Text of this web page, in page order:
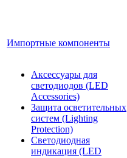
Импортные компоненты
Аксессуары для
светодиодов (LED
Accessories)
Защита осветительных
систем (Lighting
Protection)
Светодиодная
индикация (LED